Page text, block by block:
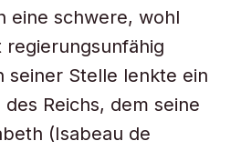
eine schwere, wohl
regierungsunfähig
seiner Stelle lenkte ein
Reichs, dem seine
(Isabeau de